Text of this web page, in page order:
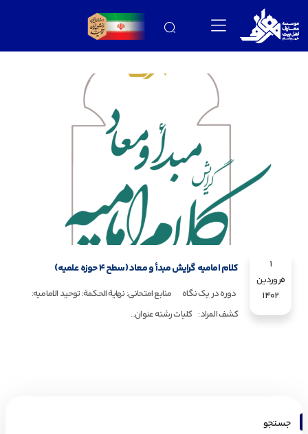
1
فروردین
1402
کلام امامیه گرایش مبدأ و معاد (سطح 4 حوزه علمیه)
دوره در یک نگاه منابع امتحانی: نهایة الحکمة: توحید الامامیه:
کشف المراد: کلیات رشته عنوان...
جستجو